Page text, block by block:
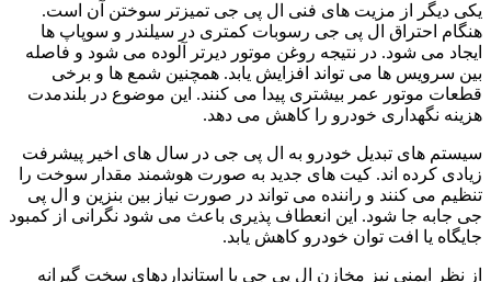
یکی دیگر از مزیت های فنی ال پی جی تمیزتر سوختن آن است.
هنگام احتراق ال پی جی رسوبات کمتری در سیلندر و سوپاپ ها
ایجاد می شود. در نتیجه روغن موتور دیرتر آلوده می شود و فاصله
بین سرویس ها می تواند افزایش یابد. همچنین شمع ها و برخی
قطعات موتور عمر بیشتری پیدا می کنند. این موضوع در بلندمدت
هزینه نگهداری خودرو را کاهش می دهد.
سیستم های تبدیل خودرو به ال پی جی در سال های اخیر پیشرفت
زیادی کرده اند. کیت های جدید به صورت هوشمند مقدار سوخت را
تنظیم می کنند و راننده می تواند در صورت نیاز بین بنزین و ال پی
جی جابه جا شود. این انعطاف پذیری باعث می شود نگرانی از کمبود
جایگاه یا افت توان خودرو کاهش یابد.
از نظر ایمنی نیز مخازن ال پی جی با استانداردهای سخت گیرانه